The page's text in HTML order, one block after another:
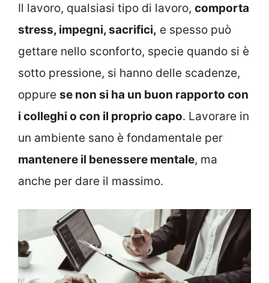
Il lavoro, qualsiasi tipo di lavoro, comporta
stress, impegni, sacrifici, e spesso può
gettare nello sconforto, specie quando si è
sotto pressione, si hanno delle scadenze,
oppure se non si ha un buon rapporto con
i colleghi o con il proprio capo. Lavorare in
un ambiente sano è fondamentale per
mantenere il benessere mentale, ma
anche per dare il massimo.